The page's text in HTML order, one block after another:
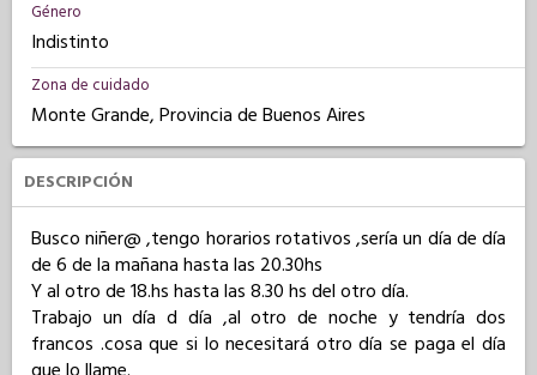
Género
Indistinto
Zona de cuidado
Monte Grande, Provincia de Buenos Aires
DESCRIPCIÓN
Busco niñer@ ,tengo horarios rotativos ,sería un día de día
de 6 de la mañana hasta las 20.30hs
Y al otro de 18.hs hasta las 8.30 hs del otro día.
Trabajo un día d día ,al otro de noche y tendría dos
francos .cosa que si lo necesitará otro día se paga el día